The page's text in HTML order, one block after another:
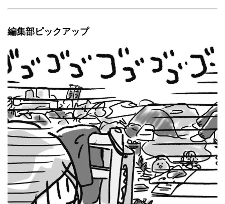
編集部ピックアップ